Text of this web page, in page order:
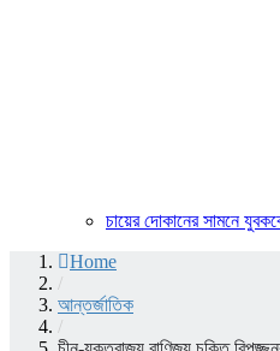
চায়ের দোকানের সামনে
Home
/
আন্তর্জাতিক
/